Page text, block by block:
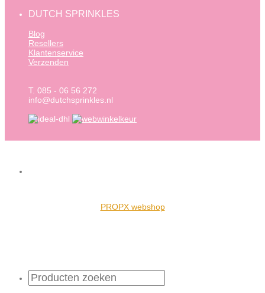
DUTCH SPRINKLES
Blog
Resellers
Klantenservice
Verzenden
T. 085 - 06 56 272
info@dutchsprinkles.nl
PROPX webshop